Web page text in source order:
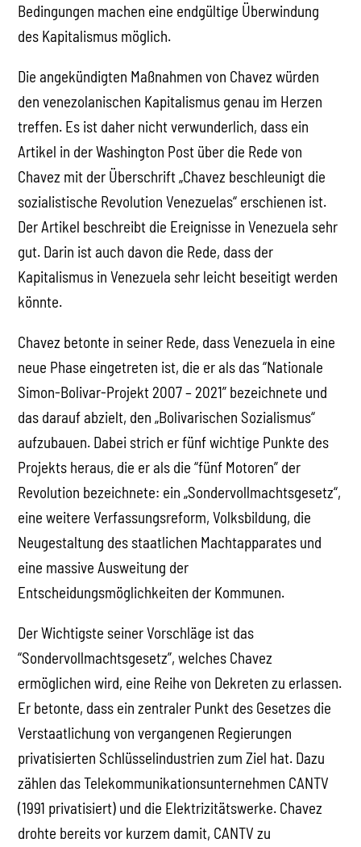
Bedingungen machen eine endgültige Überwindung
des Kapitalismus möglich.
Die angekündigten Maßnahmen von Chavez würden
den venezolanischen Kapitalismus genau im Herzen
treffen. Es ist daher nicht verwunderlich, dass ein
Artikel in der Washington Post über die Rede von
Chavez mit der Überschrift „Chavez beschleunigt die
sozialistische Revolution Venezuelas“ erschienen ist.
Der Artikel beschreibt die Ereignisse in Venezuela sehr
gut. Darin ist auch davon die Rede, dass der
Kapitalismus in Venezuela sehr leicht beseitigt werden
könnte.
Chavez betonte in seiner Rede, dass Venezuela in eine
neue Phase eingetreten ist, die er als das “Nationale
Simon-Bolivar-Projekt 2007 – 2021” bezeichnete und
das darauf abzielt, den „Bolivarischen Sozialismus“
aufzubauen. Dabei strich er fünf wichtige Punkte des
Projekts heraus, die er als die “fünf Motoren” der
Revolution bezeichnete: ein „Sondervollmachtsgesetz“,
eine weitere Verfassungsreform, Volksbildung, die
Neugestaltung des staatlichen Machtapparates und
eine massive Ausweitung der
Entscheidungsmöglichkeiten der Kommunen.
Der Wichtigste seiner Vorschläge ist das
“Sondervollmachtsgesetz”, welches Chavez
ermöglichen wird, eine Reihe von Dekreten zu erlassen.
Er betonte, dass ein zentraler Punkt des Gesetzes die
Verstaatlichung von vergangenen Regierungen
privatisierten Schlüsselindustrien zum Ziel hat. Dazu
zählen das Telekommunikationsunternehmen CANTV
(1991 privatisiert) und die Elektrizitätswerke. Chavez
drohte bereits vor kurzem damit, CANTV zu